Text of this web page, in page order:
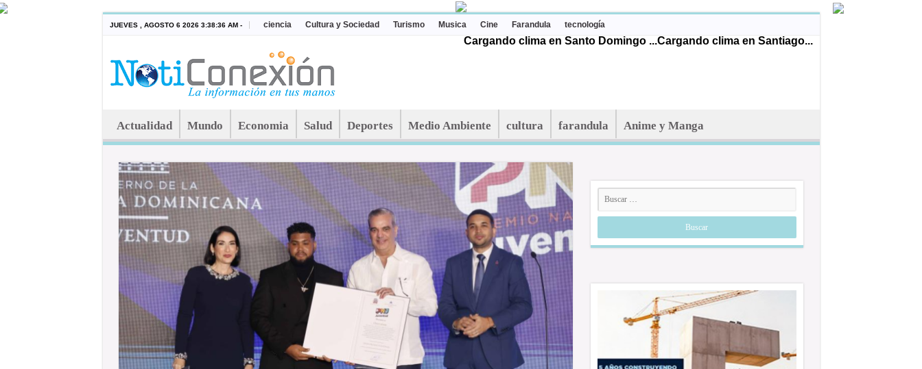
JUEVES , AGOSTO 6 2026 3:38:36 AM - ciencia Cultura y Sociedad Turismo Musica Cine Farandula tecnología
Cargando clima en Santo Domingo ...Cargando clima en Santiago...
Actualidad Mundo Economia Salud Deportes Medio Ambiente cultura farandula Anime y Manga